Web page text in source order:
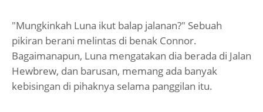
"Mungkinkah Luna ikut balap jalanan?" Sebuah
pikiran berani melintas di benak Connor.
Bagaimanapun, Luna mengatakan dia berada di Jalan
Hewbrew, dan barusan, memang ada banyak
kebisingan di pihaknya selama panggilan itu.